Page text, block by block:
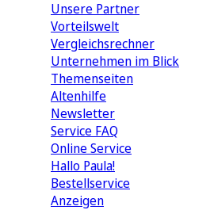
Unsere Partner
Vorteilswelt
Vergleichsrechner
Unternehmen im Blick
Themenseiten
Altenhilfe
Newsletter
Service FAQ
Online Service
Hallo Paula!
Bestellservice
Anzeigen